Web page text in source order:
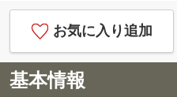
お気に入り追加
基本情報